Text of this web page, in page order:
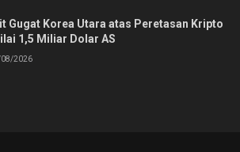
Gugat Korea Utara atas Peretasan Kripto
1,5 Miliar Dolar AS
2026